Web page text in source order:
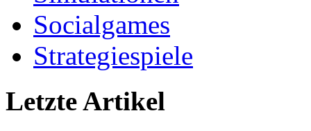
Socialgames
Strategiespiele
Letzte Artikel